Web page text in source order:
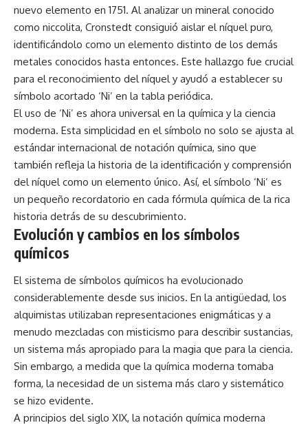
nuevo elemento en 1751. Al analizar un mineral conocido
como niccolita, Cronstedt consiguió aislar el níquel puro,
identificándolo como un elemento distinto de los demás
metales conocidos hasta entonces. Este hallazgo fue crucial
para el reconocimiento del níquel y ayudó a establecer su
símbolo acortado ‘Ni’ en la tabla periódica.
El uso de ‘Ni’ es ahora universal en la química y la ciencia
moderna. Esta simplicidad en el símbolo no solo se ajusta al
estándar internacional de notación química, sino que
también refleja la historia de la identificación y comprensión
del níquel como un elemento único. Así, el símbolo ‘Ni’ es
un pequeño recordatorio en cada fórmula química de la rica
historia detrás de su descubrimiento.
Evolución y cambios en los símbolos
químicos
El sistema de símbolos químicos ha evolucionado
considerablemente desde sus inicios. En la antigüedad, los
alquimistas utilizaban representaciones enigmáticas y a
menudo mezcladas con misticismo para describir sustancias,
un sistema más apropiado para la magia que para la ciencia.
Sin embargo, a medida que la química moderna tomaba
forma, la necesidad de un sistema más claro y sistemático
se hizo evidente.
A principios del siglo XIX, la notación química moderna